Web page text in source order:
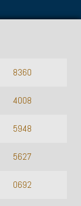
8360
4008
5948
5627
0692